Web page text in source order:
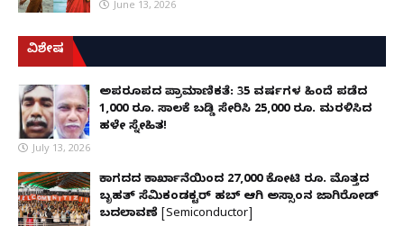
June 13, 2026
ವಿಶೇಷ
ಅಪರೂಪದ ಪ್ರಾಮಾಣಿಕತೆ: 35 ವರ್ಷಗಳ ಹಿಂದೆ ಪಡೆದ
1,000 ರೂ. ಸಾಲಕ್ಕೆ ಬಡ್ಡಿ ಸೇರಿಸಿ 25,000 ರೂ. ಮರಳಿಸಿದ
ಹಳೇ ಸ್ನೇಹಿತ!
July 13, 2026
ಕಾಗದದ ಕಾರ್ಖಾನೆಯಿಂದ 27,000 ಕೋಟಿ ರೂ. ಮೊತ್ತದ
ಬೃಹತ್ ಸೆಮಿಕಂಡಕ್ಟರ್ ಹಬ್ ಆಗಿ ಅಸ್ಸಾಂನ ಜಾಗಿರೋಡ್
ಬದಲಾವಣೆ [Semiconductor]